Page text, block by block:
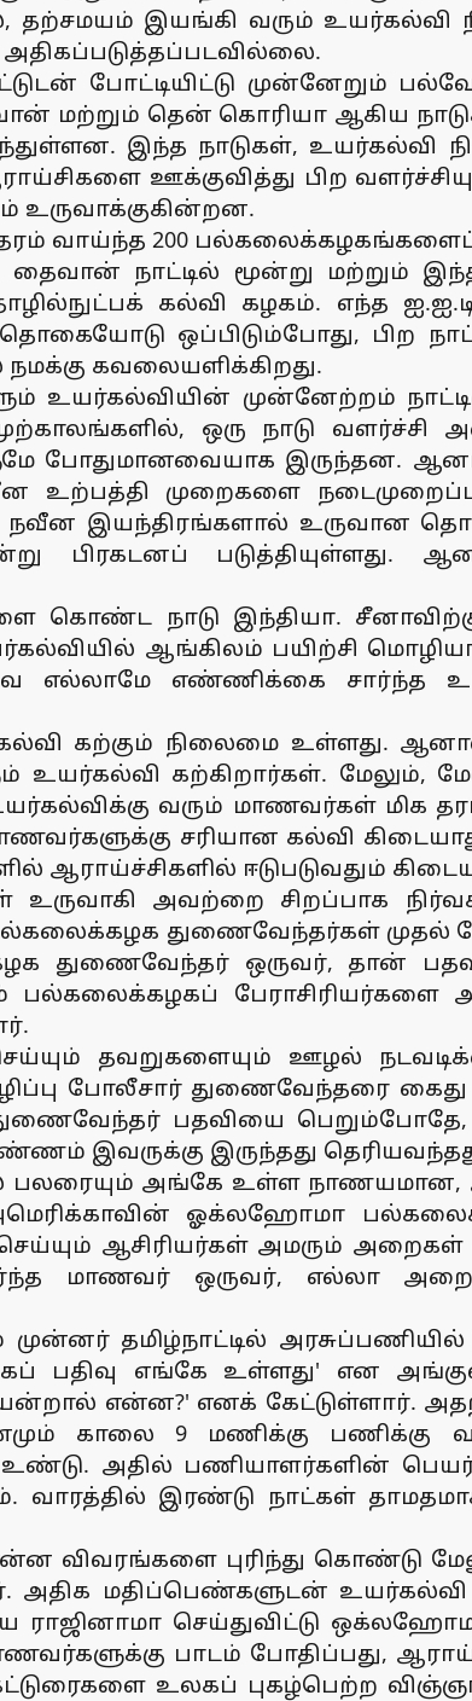
தற்சமயம் இயங்கி வரும்
போட்டியிட்டு முன்னேறும்
மற்றும் தென் கொரியா ஆகிய
இந்த நாடுகள், உயர்கல்வி
ஊக்குவித்து பிற
உருவாக்குகின்றன.
200 பல்கலைக்கழகங்களைப்
நாட்டில் மூன்று மற்றும்
கல்வி கழகம். எந்த
ஒப்பிடும்போது, பிற
கவலையளிக்கிறது.
உயர்கல்வியின் முன்னேற்றம்
ஒரு நாடு வளர்ச்சி
போதுமானவையாக இருந்தன.
முறைகளை
நவீன இயந்திரங்களால் உருவான
பிரகடனப் படுத்தியுள்ளது.
நாடு இந்தியா.
ஆங்கிலம் பயிற்சி
எல்லாமே எண்ணிக்கை சார்ந்த
கற்கும் நிலைமை உள்ளது.
கற்கிறார்கள். மேலும்,
வரும் மாணவர்கள் மிக
சரியான கல்வி
ஈடுபடுவதும்
உருவாகி அவற்றை சிறப்பாக
பல்கலைக்கழக துணைவேந்தர்கள் முதல்
துணைவேந்தர் ஒருவர், தான்
பல்கலைக்கழகப்
தவறுகளையும் ஊழல்
போலீசார் துணைவேந்தரை
பதவியை
இவருக்கு இருந்தது
பலரையும் அங்கே உள்ள நாணயமான,
அமெரிக்காவின் ஓக்லஹோமா
ஆசிரியர்கள் அமரும்
மாணவர் ஒருவர், எல்லா
தமிழ்நாட்டில்
பதிவு எங்கே உள்ளது' என
என்ன?' எனக் கேட்டுள்ளார்.
காலை 9 மணிக்கு பணிக்கு
அதில் பணியாளர்களின் பெயர்கள்
வாரத்தில் இரண்டு நாட்கள்
புரிந்து கொண்டு
அதிக மதிப்பெண்களுடன்
செய்துவிட்டு
பாடம் போதிப்பது,
உலகப் புகழ்பெற்ற